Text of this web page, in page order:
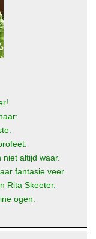
altijd waar.
fantasie veer.
Rita Skeeter.
ogen.